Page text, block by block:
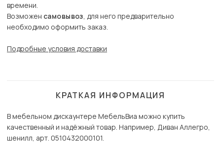
времени.
Возможен самовывоз, для него предварительно
необходимо оформить заказ.
Подробные условия доставки
КРАТКАЯ ИНФОРМАЦИЯ
В мебельном дискаунтере МебельВиа можно купить
качественный и надёжный товар. Например, Диван Аллегро,
шенилл, арт. 0510432000101.